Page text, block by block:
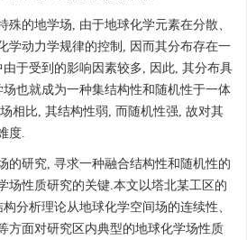
殊的地学场, 由于地球化学元素在分散、
学动力学规律的控制, 因而其分布存在一
于受到的影响因素较多, 因此, 其分布具
也就成为一种集结构性和随机性于一体
相比, 其结构性弱, 而随机性强, 故对其
度.
的研究, 寻求一种融合结构性和随机性的
场性质研究的关键.本文以塔北某工区的
分析理论从地球化学空间场的连续性、
方面对研究区内典型的地球化学场性质